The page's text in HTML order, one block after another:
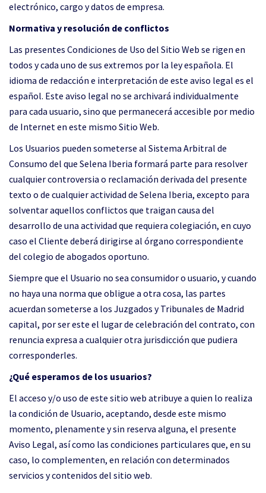
electrónico, cargo y datos de empresa.
Normativa y resolución de conflictos
Las presentes Condiciones de Uso del Sitio Web se rigen en
todos y cada uno de sus extremos por la ley española. El
idioma de redacción e interpretación de este aviso legal es el
español. Este aviso legal no se archivará individualmente
para cada usuario, sino que permanecerá accesible por medio
de Internet en este mismo Sitio Web.
Los Usuarios pueden someterse al Sistema Arbitral de
Consumo del que Selena Iberia formará parte para resolver
cualquier controversia o reclamación derivada del presente
texto o de cualquier actividad de Selena Iberia, excepto para
solventar aquellos conflictos que traigan causa del
desarrollo de una actividad que requiera colegiación, en cuyo
caso el Cliente deberá dirigirse al órgano correspondiente
del colegio de abogados oportuno.
Siempre que el Usuario no sea consumidor o usuario, y cuando
no haya una norma que obligue a otra cosa, las partes
acuerdan someterse a los Juzgados y Tribunales de Madrid
capital, por ser este el lugar de celebración del contrato, con
renuncia expresa a cualquier otra jurisdicción que pudiera
corresponderles.
¿Qué esperamos de los usuarios?
El acceso y/o uso de este sitio web atribuye a quien lo realiza
la condición de Usuario, aceptando, desde este mismo
momento, plenamente y sin reserva alguna, el presente
Aviso Legal, así como las condiciones particulares que, en su
caso, lo complementen, en relación con determinados
servicios y contenidos del sitio web.